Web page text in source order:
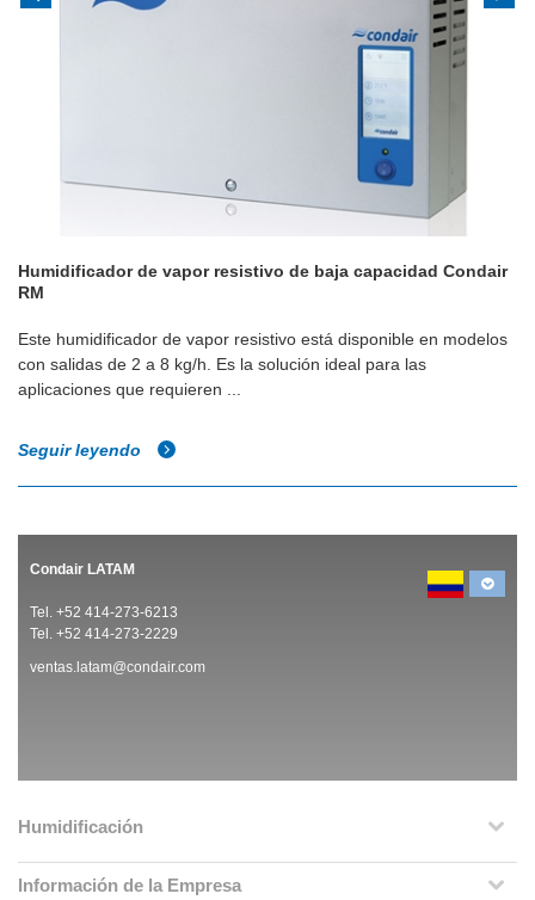
Humidificador de vapor resistivo de baja capacidad Condair
RM
Este humidificador de vapor resistivo está disponible en modelos
con salidas de 2 a 8 kg/h. Es la solución ideal para las
aplicaciones que requieren ...
Seguir leyendo
Condair LATAM
Tel. +52 414-273-6213
Tel. +52 414-273-2229
ventas.latam@condair.com
Humidificación
Información de la Empresa